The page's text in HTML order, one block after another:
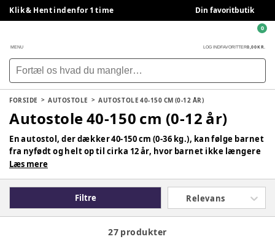
Klik & Hent indenfor 1 time Din favoritbutik
MENU LOG INDFAVORITTER0,00 KR.
0
FORSIDE AUTOSTOLE AUTOSTOLE 40-150 CM (0-12 ÅR)
Autostole 40-150 cm (0-12 år)
En autostol, der dækker 40-150 cm (0-36 kg.), kan følge barnet
fra nyfødt og helt op til cirka 12 år, hvor barnet ikke længere
behøver en autostol at sidde i. Det skaber ro i hverdagen,
barnet vokser. Her får I et overskueligt overblik over
autostole fra 40-150 cm. – fra blandt andet Maxi Cosi og Joie.
Læs mere
Filtre Relevans
27 produkter